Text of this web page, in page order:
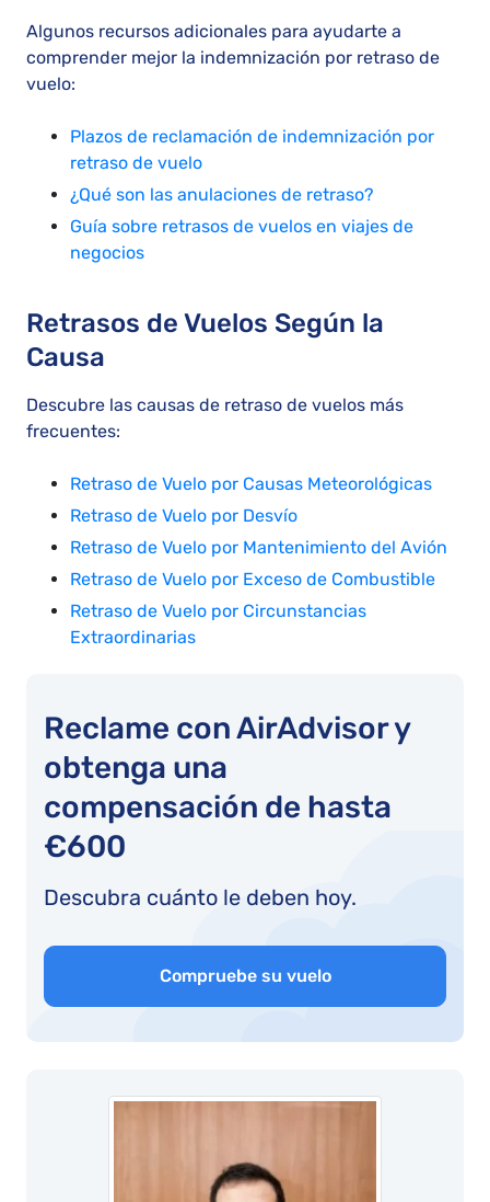
Algunos recursos adicionales para ayudarte a
comprender mejor la indemnización por retraso de
vuelo:
Plazos de reclamación de indemnización por
retraso de vuelo
¿Qué son las anulaciones de retraso?
Guía sobre retrasos de vuelos en viajes de
negocios
Retrasos de Vuelos Según la
Causa
Descubre las causas de retraso de vuelos más
frecuentes:
Retraso de Vuelo por Causas Meteorológicas
Retraso de Vuelo por Desvío
Retraso de Vuelo por Mantenimiento del Avión
Retraso de Vuelo por Exceso de Combustible
Retraso de Vuelo por Circunstancias
Extraordinarias
Reclame con AirAdvisor y
obtenga una
compensación de hasta
€600
Descubra cuánto le deben hoy.
Compruebe su vuelo